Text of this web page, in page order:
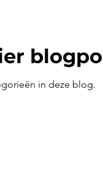
in deze blog.